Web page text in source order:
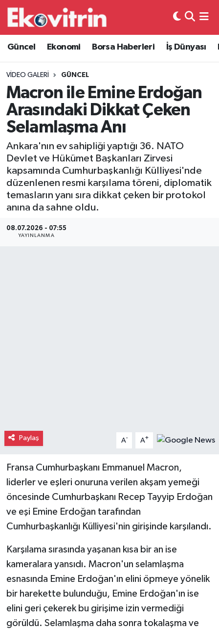
Güncel Ekonomi Borsa Haberleri İş Dünyası
VIDEO GALERI GÜNCEL
Macron ile Emine Erdoğan
Arasındaki Dikkat Çeken
Selamlaşma Anı
Ankara'nın ev sahipliği yaptığı 36. NATO
Devlet ve Hükümet Başkanları Zirvesi
kapsamında Cumhurbaşkanlığı Külliyesi'nde
düzenlenen resmi karşılama töreni, diplomatik
temasların yanı sıra dikkat çeken bir protokol
anına da sahne oldu.
08.07.2026 - 07:55
YAYINLANMA
Paylaş A- A+
Fransa Cumhurbaşkanı Emmanuel Macron,
liderler ve eşleri onuruna verilen akşam yemeği
öncesinde Cumhurbaşkanı Recep Tayyip Erdoğan
ve eşi Emine Erdoğan tarafından
Cumhurbaşkanlığı Külliyesi'nin girişinde karşılandı.
Karşılama sırasında yaşanan kısa bir an ise
kameralara yansıdı. Macron'un selamlaşma
esnasında Emine Erdoğan'ın elini öpmeye yönelik
bir harekette bulunduğu, Emine Erdoğan'ın ise
elini geri çekerek bu girişime izin vermediği
görüldü. Selamlaşma daha sonra tokalaşma ve
Güncel
Ekonomi
Borsa Haberleri
İş Dünyası
Otovitrin
Asayiş
Magazin
Gayrimenkul
Hava Durumu
Trafik Durumu
Süper Lig Puan Durumu ve Fikstür
Tüm Manşetler
Son Dakika Haberleri
Haber Arşivi